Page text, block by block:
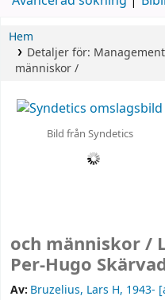
Hem
Detaljer för:
människor /
Bild från Syndetics
och människor /
Per-Hugo
Av: Bruzelius, Lars H, 1943-